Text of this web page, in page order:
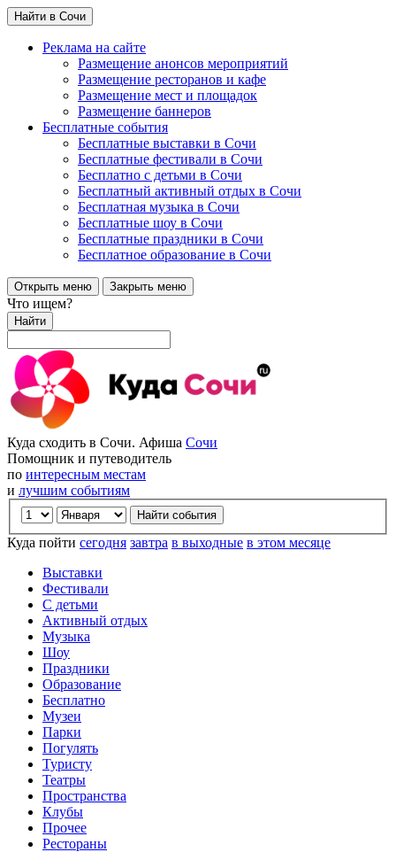
Найти в Сочи
Реклама на сайте
Размещение анонсов мероприятий
Размещение ресторанов и кафе
Размещение мест и площадок
Размещение баннеров
Бесплатные события
Бесплатные выставки в Сочи
Бесплатные фестивали в Сочи
Бесплатно с детьми в Сочи
Бесплатный активный отдых в Сочи
Бесплатная музыка в Сочи
Бесплатные шоу в Сочи
Бесплатные праздники в Сочи
Бесплатное образование в Сочи
Открыть меню Закрыть меню
Что ищем?
Найти
Куда сходить в Сочи. Афиша Сочи
Помощник и путеводитель
по интересным местам
и лучшим событиям
Куда пойти сегодня завтра в выходные в этом месяце
Выставки
Фестивали
С детьми
Активный отдых
Музыка
Шоу
Праздники
Образование
Бесплатно
Музеи
Парки
Погулять
Туристу
Театры
Пространства
Клубы
Прочее
Рестораны